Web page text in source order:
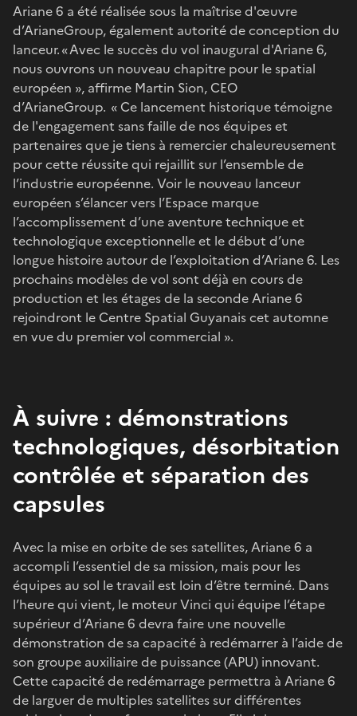
Ariane 6 a été réalisée sous la maîtrise d'œuvre
d’ArianeGroup, également autorité de conception du
lanceur. « Avec le succès du vol inaugural d'Ariane 6,
nous ouvrons un nouveau chapitre pour le spatial
européen », affirme Martin Sion, CEO
d’ArianeGroup. « Ce lancement historique témoigne
de l'engagement sans faille de nos équipes et
partenaires que je tiens à remercier chaleureusement
pour cette réussite qui rejaillit sur l’ensemble de
l’industrie européenne. Voir le nouveau lanceur
européen s’élancer vers l’Espace marque
l’accomplissement d’une aventure technique et
technologique exceptionnelle et le début d’une
longue histoire autour de l’exploitation d’Ariane 6. Les
prochains modèles de vol sont déjà en cours de
production et les étages de la seconde Ariane 6
rejoindront le Centre Spatial Guyanais cet automne
en vue du premier vol commercial ».
À suivre : démonstrations
technologiques, désorbitation
contrôlée et séparation des
capsules
Avec la mise en orbite de ses satellites, Ariane 6 a
accompli l’essentiel de sa mission, mais pour les
équipes au sol le travail est loin d’être terminé. Dans
l’heure qui vient, le moteur Vinci qui équipe l’étape
supérieur d’Ariane 6 devra faire une nouvelle
démonstration de sa capacité à redémarrer à l’aide de
son groupe auxiliaire de puissance (APU) innovant.
Cette capacité de redémarrage permettra à Ariane 6
de larguer de multiples satellites sur différentes